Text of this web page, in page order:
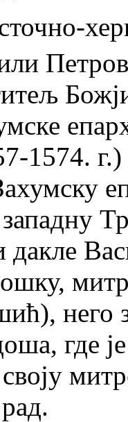
1574.
него
где